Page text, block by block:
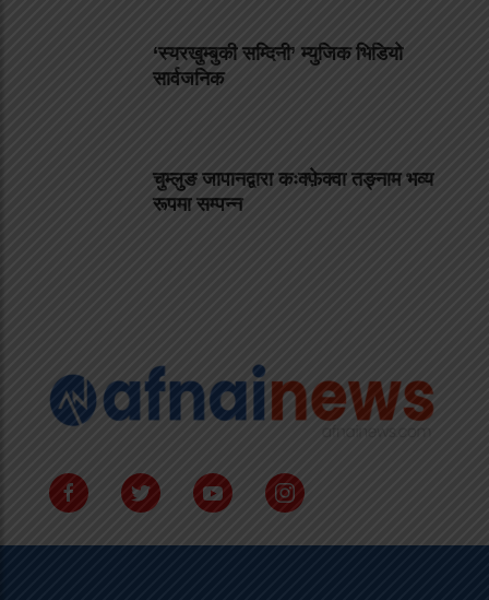
‘स्यरखुम्बुकी सम्दिनी’ म्युजिक भिडियो
सार्वजनिक
चुम्लुङ जापानद्वारा कःक्फ़ेक्वा तङ्नाम भव्य
रूपमा सम्पन्न